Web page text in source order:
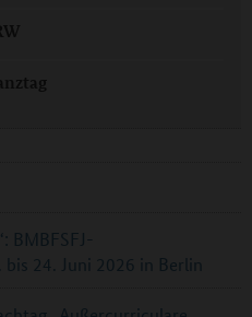
BMBFSFJ-
bis 24. Juni 2026 in Berlin